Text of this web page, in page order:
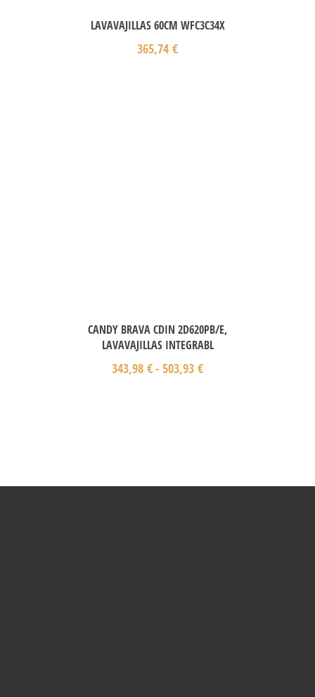
LAVAVAJILLAS 60CM WFC3C34X
365,74 €
CANDY BRAVA CDIN 2D620PB/E,
LAVAVAJILLAS INTEGRABL
343,98 €- 503,93 €